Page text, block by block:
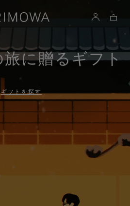
に贈るギフト
ギフトを探す